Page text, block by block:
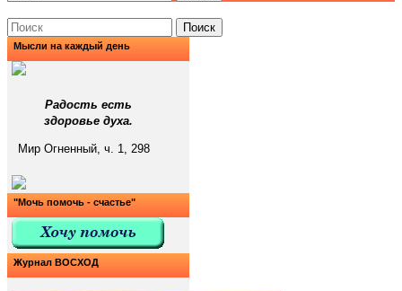
Поиск
Мысли на каждый день
Радость есть
здоровье духа.
Мир Огненный, ч. 1, 298
"Мочь помочь - счастье"
Журнал ВОСХОД